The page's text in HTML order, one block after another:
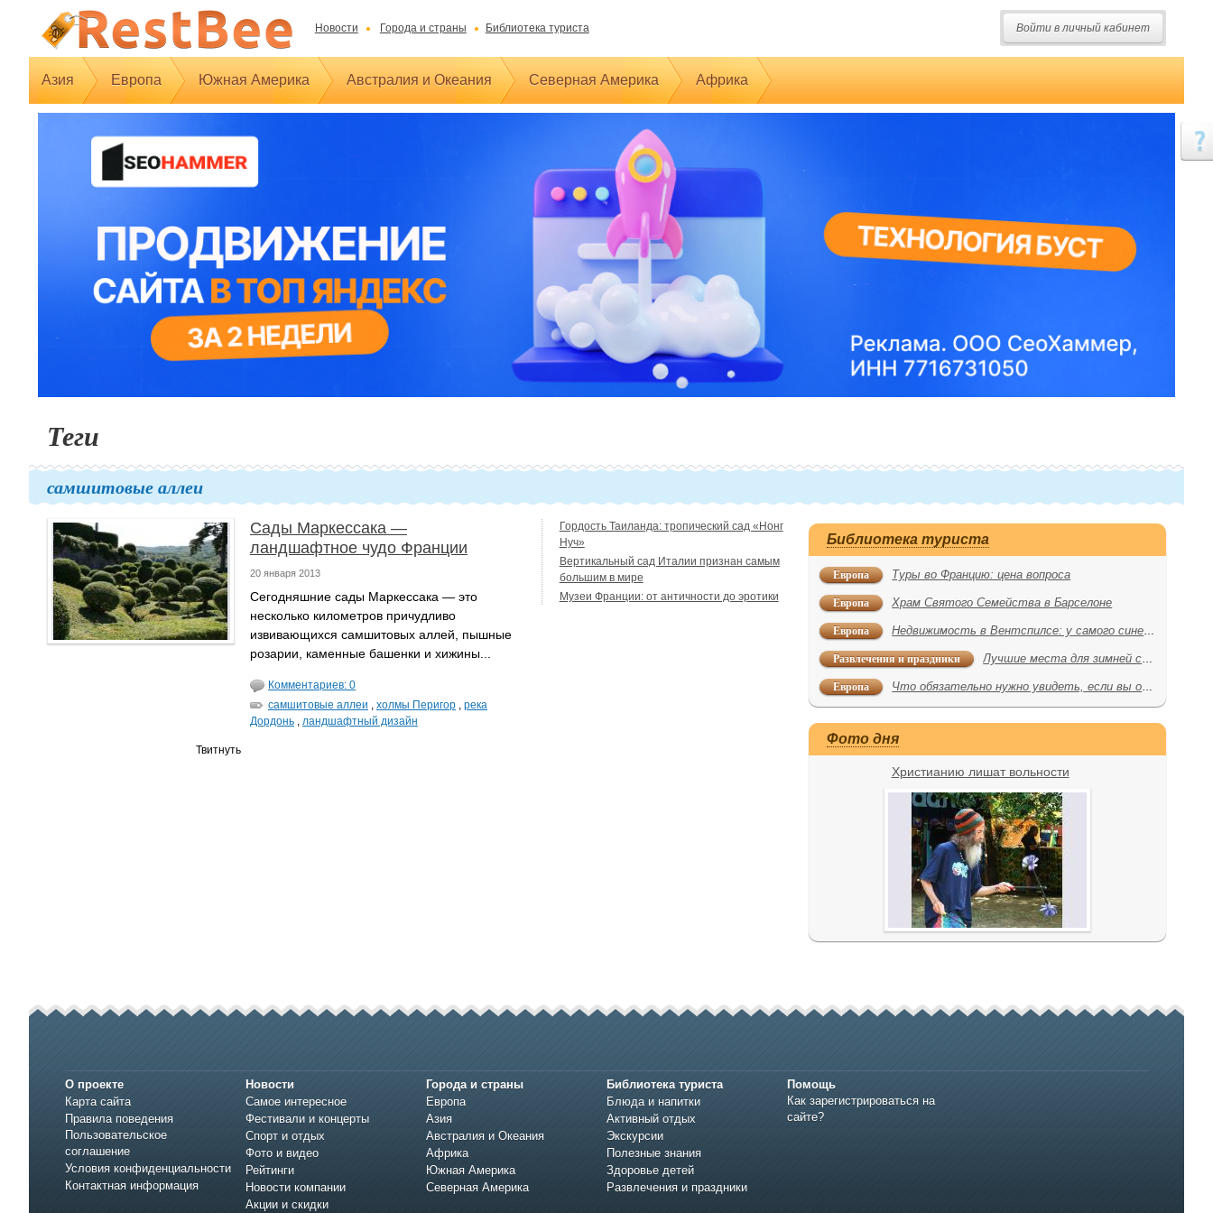
Новости Города и страны Библиотека туриста Войти в личный кабинет
Азия Европа Южная Америка Австралия и Океания Северная Америка Африка
Теги
самшитовые аллеи
Сады Маркессака —
ландшафтное чудо Франции
20 января 2013
Сегодняшние сады Маркессака — это
несколько километров причудливо
извивающихся самшитовых аллей, пышные
розарии, каменные башенки и хижины...
Комментариев: 0
самшитовые аллеи , холмы Перигор , река
Дордонь , ландшафтный дизайн
Гордость Таиланда: тропический сад «Нонг
Нуч»
Вертикальный сад Италии признан самым
большим в мире
Музеи Франции: от античности до эротики
Твитнуть
Библиотека туриста
Европа Туры во Францию: цена вопроса
Европа Храм Святого Семейства в Барселоне
Европа Недвижимость в Вентспилсе: у самого синего моря
Развлечения и праздники Лучшие места для зимней свадьбы
Европа Что обязательно нужно увидеть, если вы оказались в Италии: архитектура
Фото дня
Христианию лишат вольности
О проекте
Карта сайта
Правила поведения
Пользовательское
соглашение
Условия конфиденциальности
Контактная информация
Новости
Самое интересное
Фестивали и концерты
Спорт и отдых
Фото и видео
Рейтинги
Новости компании
Акции и скидки
Города и страны
Европа
Азия
Австралия и Океания
Африка
Южная Америка
Северная Америка
Библиотека туриста
Блюда и напитки
Активный отдых
Экскурсии
Полезные знания
Здоровье детей
Развлечения и праздники
Помощь
Как зарегистрироваться на
сайте?